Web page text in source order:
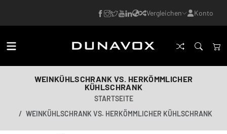
Vergleichen Konto
WEINKÜHLSCHRANK VS. HERKÖMMLICHER
KÜHLSCHRANK
STARTSEITE
WEINKÜHLSCHRANK VS. HERKÖMMLICHER KÜHLSCHRANK